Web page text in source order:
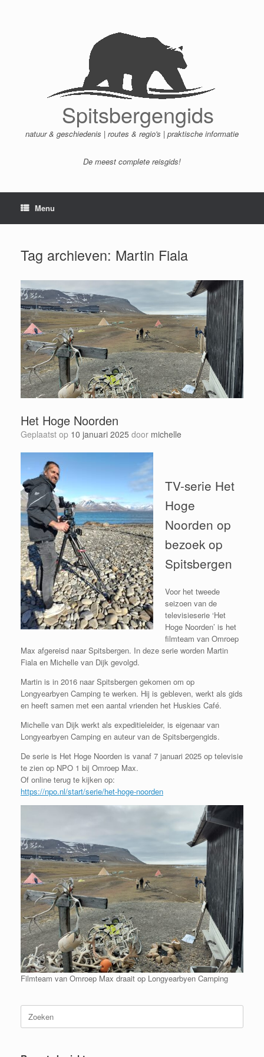
Spitsbergengids
natuur & geschiedenis | routes & regio's | praktische informatie
De meest complete reisgids!
Menu
Tag archieven: Martin Fiala
Het Hoge Noorden
Geplaatst op 10 januari 2025 door michelle
TV-serie Het
Hoge
Noorden op
bezoek op
Spitsbergen
Voor het tweede
seizoen van de
televisieserie ‘Het
Hoge Noorden’ is het
filmteam van Omroep
Max afgereisd naar Spitsbergen. In deze serie worden Martin
Fiala en Michelle van Dijk gevolgd.
Martin is in 2016 naar Spitsbergen gekomen om op
Longyearbyen Camping te werken. Hij is gebleven, werkt als gids
en heeft samen met een aantal vrienden het Huskies Café.
Michelle van Dijk werkt als expeditieleider, is eigenaar van
Longyearbyen Camping en auteur van de Spitsbergengids.
De serie is Het Hoge Noorden is vanaf 7 januari 2025 op televisie
te zien op NPO 1 bij Omroep Max.
Of online terug te kijken op:
https://npo.nl/start/serie/het-hoge-noorden
Filmteam van Omroep Max draait op Longyearbyen Camping
Zoeken
naar: